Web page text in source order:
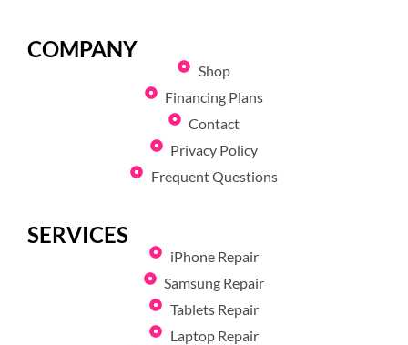
COMPANY
Shop
Financing Plans
Contact
Privacy Policy
Frequent Questions
SERVICES
iPhone Repair
Samsung Repair
Tablets Repair
Laptop Repair